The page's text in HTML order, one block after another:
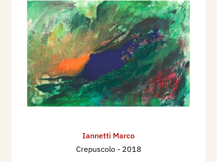
Iannetti Marco
Crepuscolo - 2018